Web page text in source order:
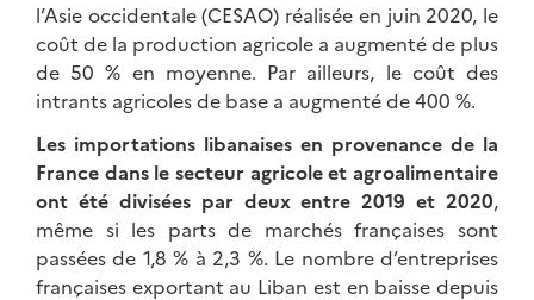
l’Asie occidentale (CESAO) réalisée en juin 2020, le
coût de la production agricole a augmenté de plus
de 50 % en moyenne. Par ailleurs, le coût des
intrants agricoles de base a augmenté de 400 %.
Les importations libanaises en provenance de la
France dans le secteur agricole et agroalimentaire
ont été divisées par deux entre 2019 et 2020,
même si les parts de marchés françaises sont
passées de 1,8 % à 2,3 %. Le nombre d’entreprises
françaises exportant au Liban est en baisse depuis